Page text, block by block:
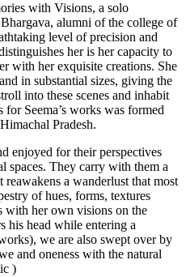
with Visions, a solo
alumni of the college of
level of precision and
her is her capacity to
with her exquisite creations. She
in substantial sizes, giving the
into these scenes and inhabit
Seema’s works was formed
Pradesh.
enjoyed for their perspectives
spaces. They carry with them a
a wanderlust that most
of hues, forms, textures
with her own visions on the
his head while entering a
we are also swept over by
and oneness with the natural
)